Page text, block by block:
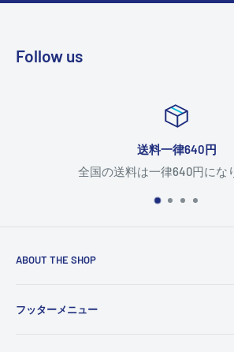
Follow us
送料一律640円
全国の送料は一律640円にな
ABOUT THE SHOP
and vision. You can change it in the theme
フッターメニュー